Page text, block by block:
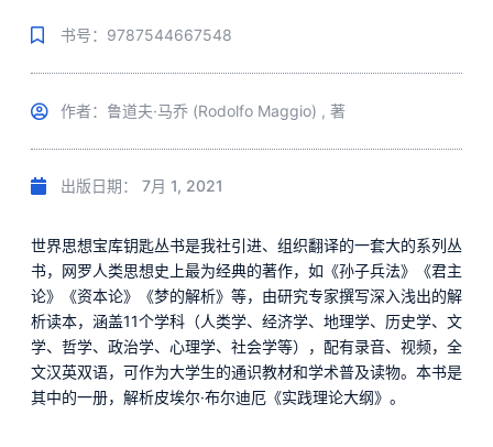
书号：9787544667548
作者：鲁道夫·马乔 (Rodolfo Maggio) , 著
出版日期： 7月 1, 2021
世界思想宝库钥匙丛书是我社引进、组织翻译的一套大的系列丛
书，网罗人类思想史上最为经典的著作，如《孙子兵法》《君主
论》《资本论》《梦的解析》等，由研究专家撰写深入浅出的解
析读本，涵盖11个学科（人类学、经济学、地理学、历史学、文
学、哲学、政治学、心理学、社会学等），配有录音、视频，全
文汉英双语，可作为大学生的通识教材和学术普及读物。本书是
其中的一册，解析皮埃尔·布尔迪厄《实践理论大纲》。